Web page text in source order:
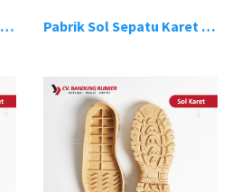
Pabrik Sol Sepatu Karet Bandung 17 Pabrik Sol Sepatu Karet Bandung 18